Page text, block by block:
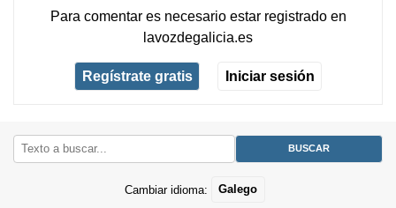
Para comentar es necesario estar registradoen
lavozdegalicia.es
Regístrate gratis Iniciar sesión
Cambiar idioma: Galego